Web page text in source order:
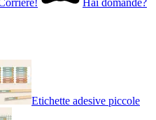
Hai domande?
Etichette adesive piccole